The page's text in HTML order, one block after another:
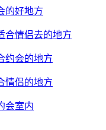
的好地方
合情侣去的地方
约会的地方
情侣的地方
会室内